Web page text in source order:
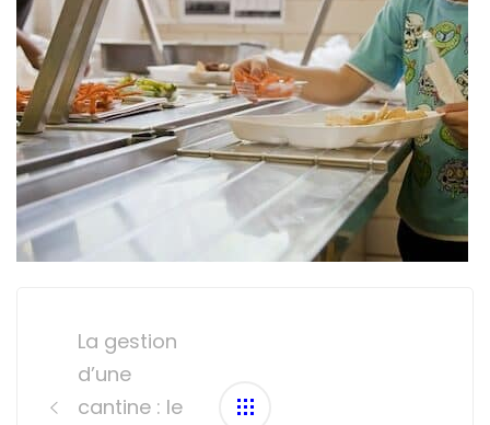
navigationLa gestion
d’une
cantine : le